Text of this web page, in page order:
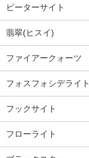
ピーターサイト
翡翠(ヒスイ)
ファイアークォーツ
フォスフォシデライト
フックサイト
フローライト